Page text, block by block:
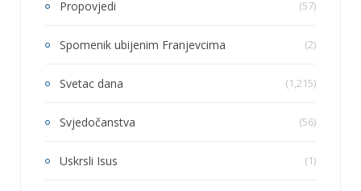
Propovjedi (57)
Spomenik ubijenim Franjevcima (2)
Svetac dana (1,215)
Svjedočanstva (56)
Uskrsli Isus (1)